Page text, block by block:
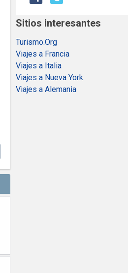
Sitios interesantes
Turismo.Org
Viajes a Francia
Viajes a Italia
Viajes a Nueva York
Viajes a Alemania